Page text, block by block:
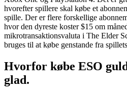
hvorefter spillere skal købe et
spille. Der er flere forskellige
hvor den dyreste koster $15 om
mikrotransaktionsvaluta i The Elder
bruges til at købe genstande fra
Hvorfor købe ESO
glad.